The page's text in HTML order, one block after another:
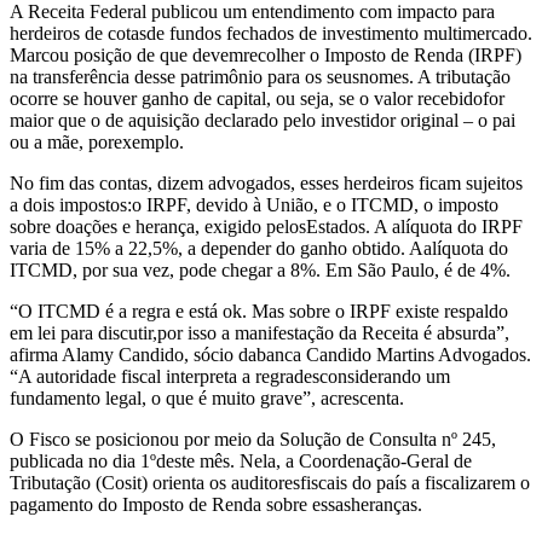
A Receita Federal publicou um entendimento com impacto para
herdeiros de cotasde fundos fechados de investimento multimercado.
Marcou posição de que devemrecolher o Imposto de Renda (IRPF)
na transferência desse patrimônio para os seusnomes. A tributação
ocorre se houver ganho de capital, ou seja, se o valor recebidofor
maior que o de aquisição declarado pelo investidor original – o pai
ou a mãe, porexemplo.
No fim das contas, dizem advogados, esses herdeiros ficam sujeitos
a dois impostos:o IRPF, devido à União, e o ITCMD, o imposto
sobre doações e herança, exigido pelosEstados. A alíquota do IRPF
varia de 15% a 22,5%, a depender do ganho obtido. Aalíquota do
ITCMD, por sua vez, pode chegar a 8%. Em São Paulo, é de 4%.
“O ITCMD é a regra e está ok. Mas sobre o IRPF existe respaldo
em lei para discutir,por isso a manifestação da Receita é absurda”,
afirma Alamy Candido, sócio dabanca Candido Martins Advogados.
“A autoridade fiscal interpreta a regradesconsiderando um
fundamento legal, o que é muito grave”, acrescenta.
O Fisco se posicionou por meio da Solução de Consulta nº 245,
publicada no dia 1ºdeste mês. Nela, a Coordenação-Geral de
Tributação (Cosit) orienta os auditoresfiscais do país a fiscalizarem o
pagamento do Imposto de Renda sobre essasheranças.